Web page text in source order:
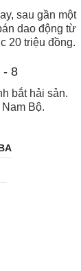
sau gần một
dao động từ
20 triệu đồng.
bắt hải sản.
Bộ.